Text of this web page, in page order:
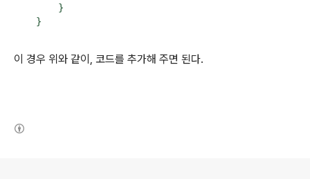
        }
    }
이 경우 위와 같이, 코드를 추가해 주면 된다.